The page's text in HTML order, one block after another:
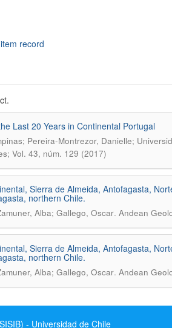
record
Last 20 Years in Continental Portugal
Pereira-Montrezor, Danielle;
Vol. 43, núm. 129 (2017)
Sierra de Almeida, Antofagasta,
northern Chile.
Alba; Gallego, Oscar. Andean
Sierra de Almeida, Antofagasta,
northern Chile.
Alba; Gallego, Oscar. Andean
- Universidad de Chile